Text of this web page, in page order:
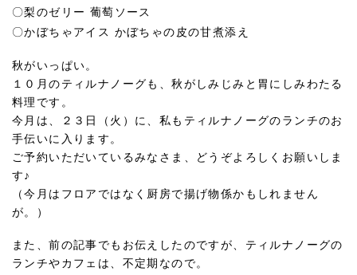
〇梨のゼリー 葡萄ソース
〇かぼちゃアイス かぼちゃの皮の甘煮添え
秋がいっぱい。
１０月のティルナノーグも、秋がしみじみと胃にしみわたる
料理です。
今月は、２３日（火）に、私もティルナノーグのランチのお
手伝いに入ります。
ご予約いただいているみなさま、どうぞよろしくお願いしま
す♪
（今月はフロアではなく厨房で揚げ物係かもしれません
が。）
また、前の記事でもお伝えしたのですが、ティルナノーグの
ランチやカフェは、不定期なので。